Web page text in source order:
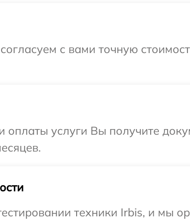
с вами точную
оплаты услуги Вы получите
техники Irbis, и мы